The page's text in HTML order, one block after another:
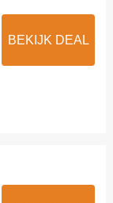
BEKIJK DEAL